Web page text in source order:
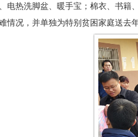
电热洗脚盆、暖手宝；棉衣、书籍
情况，并单独为特别贫困家庭送去